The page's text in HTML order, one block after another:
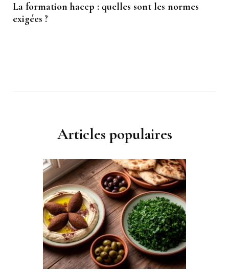
La formation haccp : quelles sont les normes
exigées ?
Articles populaires